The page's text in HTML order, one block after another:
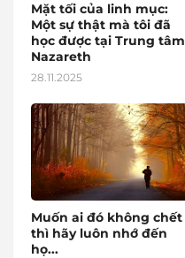
Mặt tối của linh mục:
Một sự thật mà tôi đã
học được tại Trung tâm
Nazareth
28.11.2025
Muốn ai đó không chết
thì hãy luôn nhớ đến
họ...